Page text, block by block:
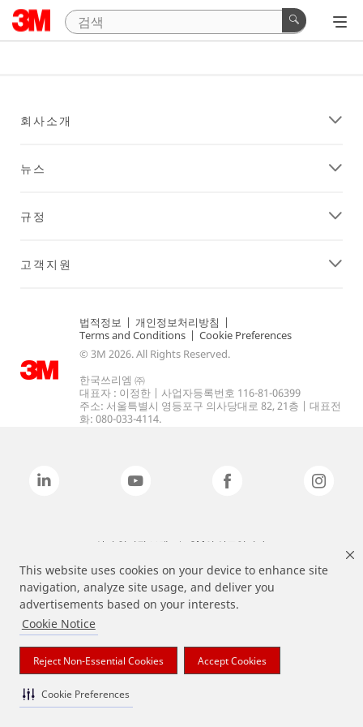
This website uses cookies on your device to enhance site
navigation, analyze site usage, and deliver you
advertisements based on your interests.
Cookie Notice
Reject Non-Essential Cookies Accept Cookies
Cookie Preferences
회사소개
뉴스
규정
고객지원
법적정보 | 개인정보처리방침 |
Terms and Conditions | Cookie Preferences
© 3M 2026. All Rights Reserved.
한국쓰리엠 ㈜
대표자 : 이정한 | 사업자등록번호 116-81-06399
주소: 서울특별시 영등포구 의사당대로 82, 21층 | 대표전
화: 080-033-4114.
상기 열거된 브랜드는 3M의 상표입니다.